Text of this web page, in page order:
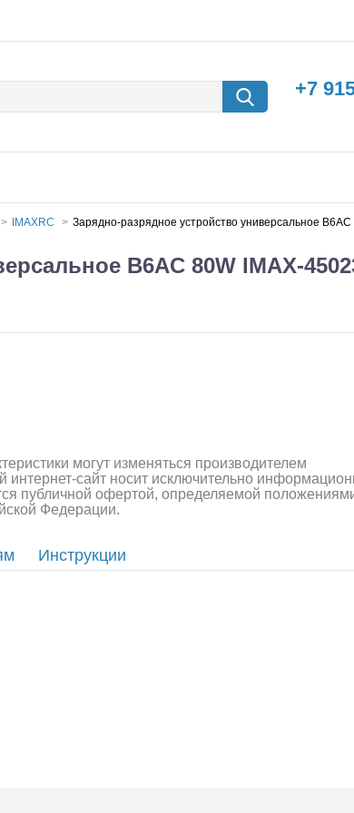
+7
Машины с
IMAXRC Зарядно-разрядное устройство универсальное
B6AC 80W IMAX-
могут изменяться производителем
сайт носит исключительно
публичной офертой, определяемой
Федерации.
Инструкции